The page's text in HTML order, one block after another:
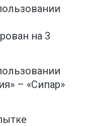
на 3
– «Сипар»